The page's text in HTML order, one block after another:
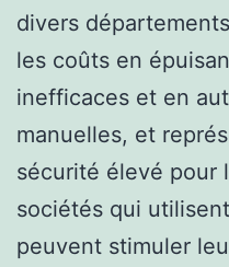
divers
les coûts en
inefficaces et en
manuelles, et
sécurité élevé pour
sociétés qui
peuvent stimuler